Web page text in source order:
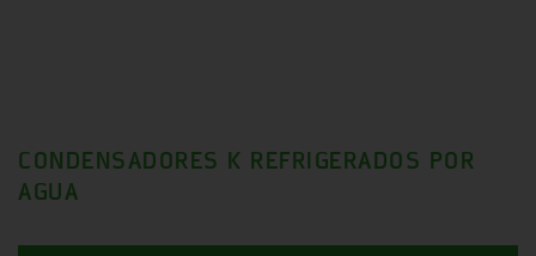
CONDENSADORES K REFRIGERADOS POR
AGUA